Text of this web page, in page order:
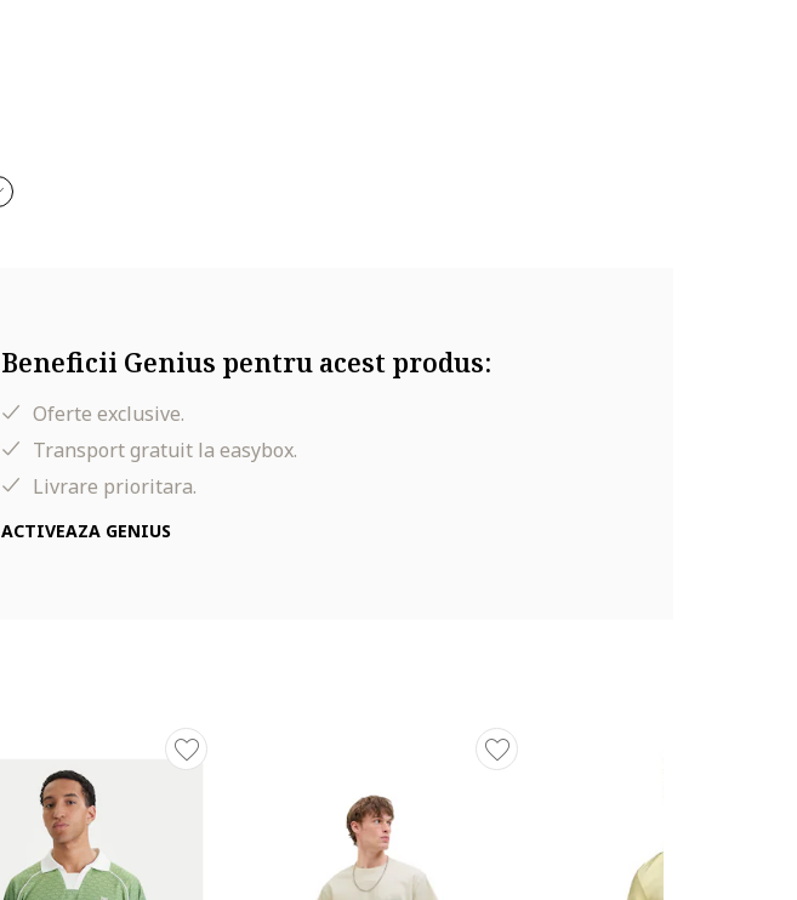
Beneficii Genius pentru acest produs:
Oferte exclusive.
Transport gratuit la easybox.
Livrare prioritara.
ACTIVEAZA GENIUS